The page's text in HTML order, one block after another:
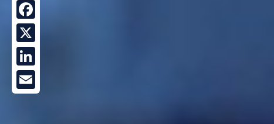
Facebook
X
LinkedIn
Email